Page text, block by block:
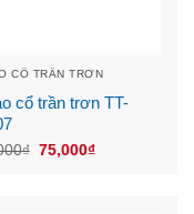
CỔ TRẦN TRƠN
cổ trần trơn TT-
₫ Original
75,000₫Current